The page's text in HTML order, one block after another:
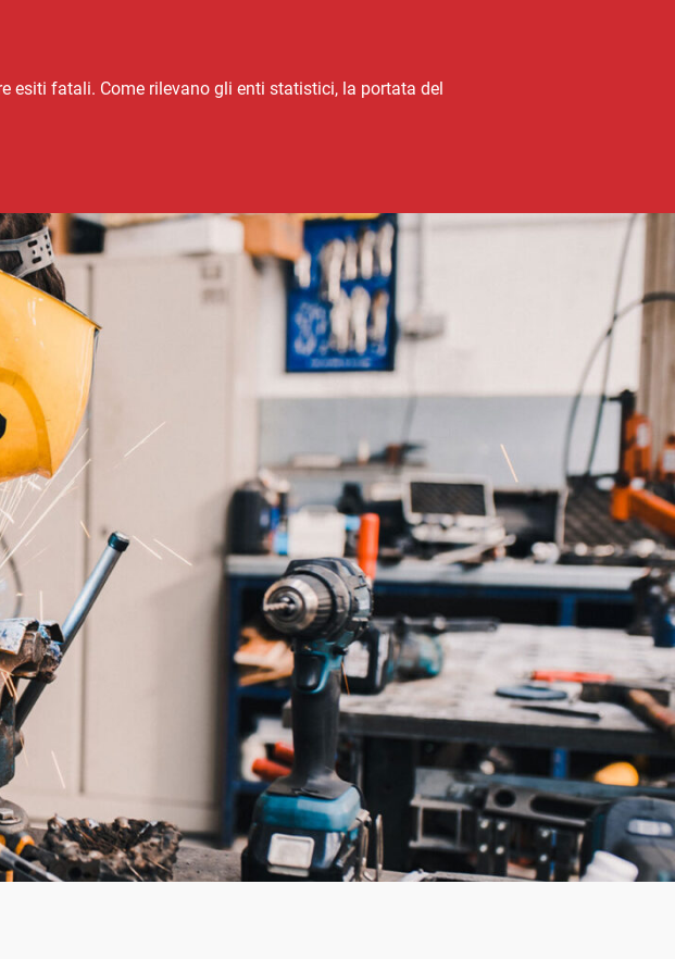
esiti fatali. Come rilevano gli enti statistici, la portata del